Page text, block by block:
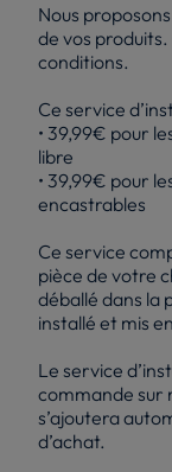
Nous
de vos
conditions.
Ce service
• 39,99€ pour
libre
• 39,99€ pour
encastrables
Ce service
pièce de votre
déballé dans la
installé et mis
Le service
commande sur
s’ajoutera
d’achat.